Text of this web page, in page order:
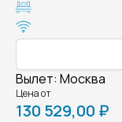
Вылет: Москва
Цена от
130 529,00 ₽